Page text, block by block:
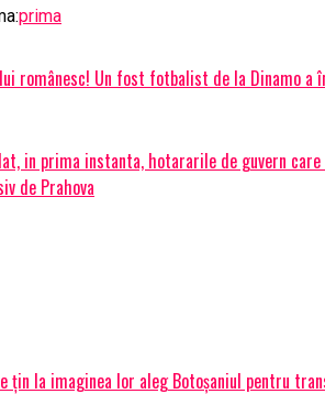
prima
românesc! Un fost fotbalist de la Dinamo a
in prima instanta, hotararile de guvern
de Prahova
țin la imaginea lor aleg Botoșaniul pentru